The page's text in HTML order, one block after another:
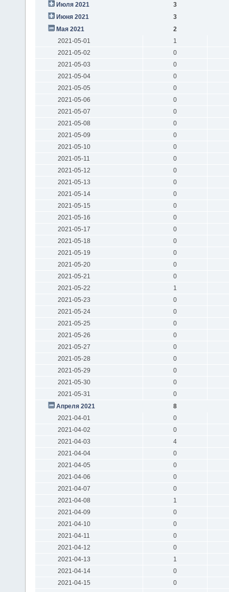
Июля 2021
3
Июня 2021
3
Мая 2021
2
2021-05-01
1
2021-05-02
0
2021-05-03
0
2021-05-04
0
2021-05-05
0
2021-05-06
0
2021-05-07
0
2021-05-08
0
2021-05-09
0
2021-05-10
0
2021-05-11
0
2021-05-12
0
2021-05-13
0
2021-05-14
0
2021-05-15
0
2021-05-16
0
2021-05-17
0
2021-05-18
0
2021-05-19
0
2021-05-20
0
2021-05-21
0
2021-05-22
1
2021-05-23
0
2021-05-24
0
2021-05-25
0
2021-05-26
0
2021-05-27
0
2021-05-28
0
2021-05-29
0
2021-05-30
0
2021-05-31
0
Апреля 2021
8
2021-04-01
0
2021-04-02
0
2021-04-03
4
2021-04-04
0
2021-04-05
0
2021-04-06
0
2021-04-07
0
2021-04-08
1
2021-04-09
0
2021-04-10
0
2021-04-11
0
2021-04-12
0
2021-04-13
1
2021-04-14
0
2021-04-15
0